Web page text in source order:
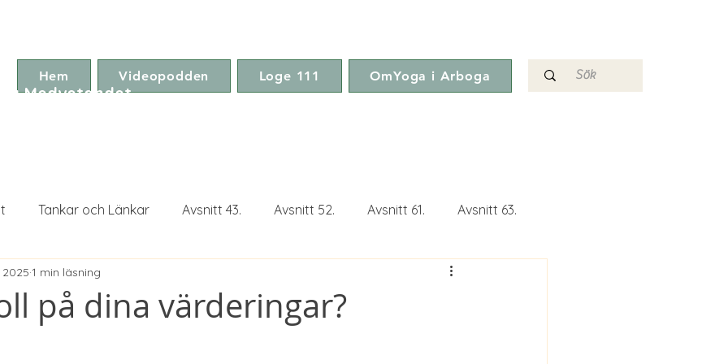
Hem Videopodden Loge 111 OmYoga i Arboga
Medvetandet
Tankar och Länkar Avsnitt 43. Avsnitt 52. Avsnitt 61. Avsnitt 63.
Avsnitt 75. Avsnitt 77.
på dina värderingar?
2025 1 min läsning